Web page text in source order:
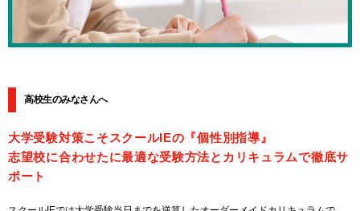
高校生のみなさんへ
大学受験対策こそスクールIEの『個性別指導』
志望校に合わせたに最適な受験方法とカリキュラムで徹底サ
ポート